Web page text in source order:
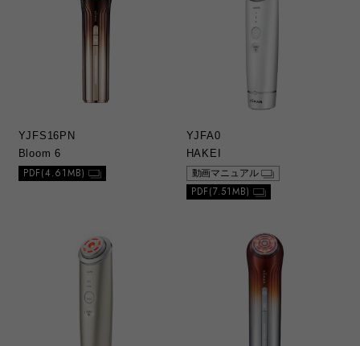
g. お問い合わせ
1）本ウェブサイトに公開されている取扱説明
書について、ご購入のお客さま以外からのお
をご購入されたお客さまを対象としておりま
YJFS16PN
Bloom 6
PDF(4.61MB)
YJFA0
HAKEI
動画マニュアル
PDF(7.51MB)